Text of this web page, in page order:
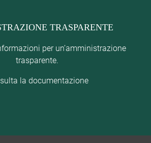
TRASPARENTE
per un’amministrazione
trasparente.
la documentazione